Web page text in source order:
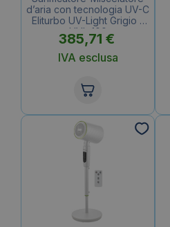
d’aria con tecnologia UV-C
Eliturbo UV-Light Grigio –
UVL-100
385,71 €
IVA esclusa